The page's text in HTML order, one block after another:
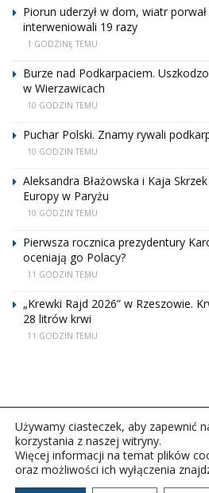
Piorun uderzył w dom, wiatr
interweniowali 19 razy
1 GODZINĘ TEMU
Burze nad Podkarpaciem.
w Wierzawicach
10 GODZIN TEMU
Puchar Polski. Znamy rywali
10 GODZIN TEMU
Aleksandra Błażowska i Kaja
Europy w Paryżu
10 GODZIN TEMU
Pierwsza rocznica prezydentury
oceniają go Polacy?
11 GODZIN TEMU
„Krewki Rajd 2026” w Rzeszowie.
28 litrów krwi
11 GODZIN TEMU
Copyright © 2026Polskie Radio
Używamy ciasteczek, aby zapewnić
korzystania z naszej witryny.
Więcej informacji na temat plików
oraz możliwości ich wyłączenia